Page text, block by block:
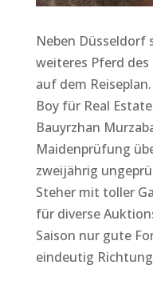
Neben Düsseldorf
weiteres Pferd
auf dem
Boy für Real
Bauyrzhan
Maidenprüfung
zweijährig
Steher mit toller
für diverse
Saison nur gute
eindeutig